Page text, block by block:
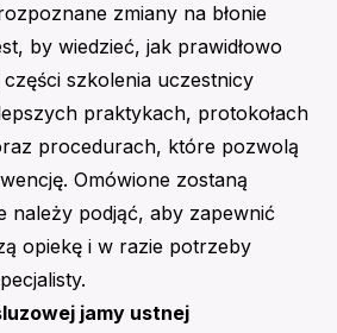
zmiany na błonie
by wiedzieć, jak prawidłowo
szkolenia uczestnicy
praktykach, protokołach
procedurach, które pozwolą
Omówione zostaną
należy podjąć, aby zapewnić
opiekę i w razie potrzeby
jamy ustnej